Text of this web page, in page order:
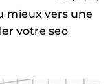
mieux vers une
votre seo